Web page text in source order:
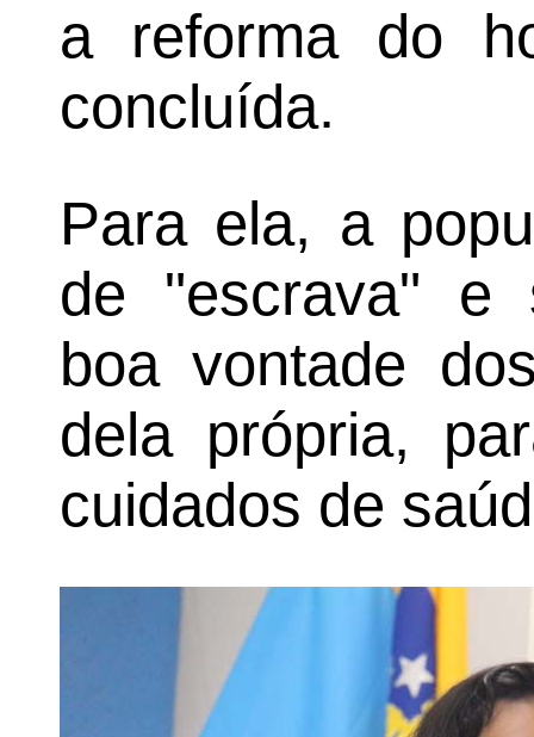
a reforma do
concluída.
Para ela, a
de "escrava" e
boa vontade
dela própria,
cuidados de